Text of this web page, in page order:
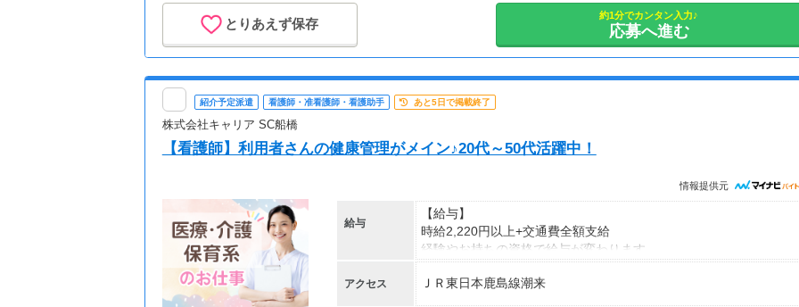
◆別途、残業代支給（時給25％UP）
◆別途、残業代支給（時給25％UP）
※勤務施設や勤務条件により時給は変動いたします
全額支給
◆週3日～勤務OK
「日勤のみ」「土・日休み」
ご希望はキャリアの担当者が
事前に勤務先へお伝えいたします！
ご自身で交渉する必要はございませんので
ご安心ください。
とりあえず保存
約1分でカンタン入力♪
応募へ進む
紹介予定派遣 看護師・准看護師・看護助手 あと5日で掲載終了
株式会社キャリア SC船橋
【看護師】利用者さんの健康管理がメイン♪20代～50代活躍中！
情報提供元
給与
【給与】
時給2,220円以上+交通費全額支給
経験やお持ちの資格で給与が変わります。
【給与詳細】
＊准看護師／時給2,120円～
アクセス ＪＲ東日本鹿島線潮来